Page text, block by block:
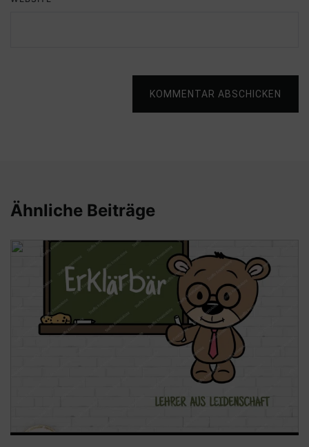
KOMMENTAR ABSCHICKEN
Ähnliche Beiträge